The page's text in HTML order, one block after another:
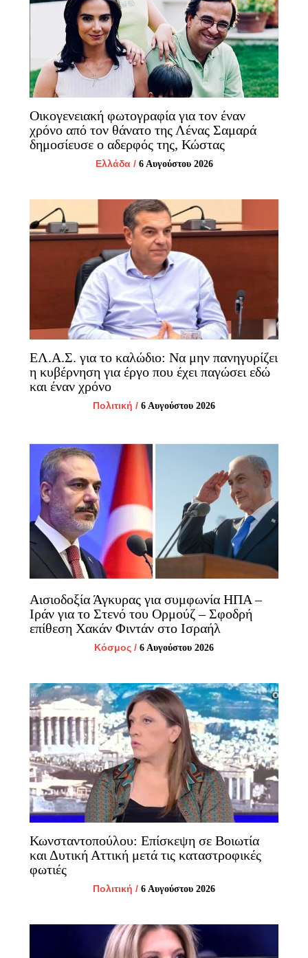
Οικογενειακή φωτογραφία για τον έναν
χρόνο από τον θάνατο της Λένας Σαμαρά
δημοσίευσε ο αδερφός της, Κώστας
Ελλάδα/ 6 Αυγούστου 2026
ΕΛ.Α.Σ. για το καλώδιο: Να μην πανηγυρίζει
η κυβέρνηση για έργο που έχει παγώσει εδώ
και έναν χρόνο
Πολιτική / 6 Αυγούστου 2026
Αισιοδοξία Άγκυρας για συμφωνία ΗΠΑ –
Ιράν για το Στενό του Ορμούζ – Σφοδρή
επίθεση Χακάν Φιντάν στο Ισραήλ
Κόσμος / 6 Αυγούστου 2026
Κωνσταντοπούλου: Επίσκεψη σε Βοιωτία
και Δυτική Αττική μετά τις καταστροφικές
φωτιές
Πολιτική / 6 Αυγούστου 2026